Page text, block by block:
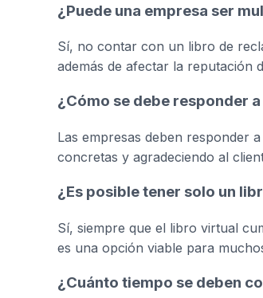
¿Puede una empresa ser
Sí, no contar con un libro de
además de afectar la reputación
¿Cómo se debe responder
Las empresas deben responder
concretas y agradeciendo al
¿Es posible tener solo un
Sí, siempre que el libro virtual
es una opción viable para
¿Cuánto tiempo se deben